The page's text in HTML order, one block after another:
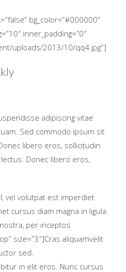
bg_color=”#000000″
inner_padding=”0″
uploads/2013/10/qq4.jpg”]
adipiscing vitae
Sed commodo ipsum sit
libero eros, sollicitudin
Donec libero eros,
vel volutpat est imperdiet
cursus diam magna in ligula.
per inceptos
size=”3″]Cras aliquamvelit
sed.
in elit eros. Nunc cursus